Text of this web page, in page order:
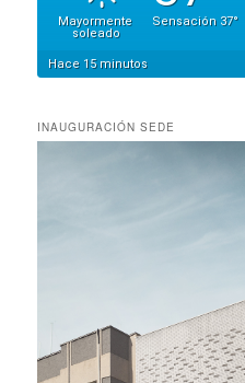
INAUGURACIÓN SEDE